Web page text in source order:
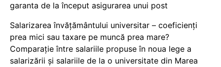
garanta de la început asigurarea unui post
Salarizarea învățământului universitar – coeficienți
prea mici sau taxare pe muncă prea mare?
Comparație între salariile propuse în noua lege a
salarizării și salariile de la o universitate din Marea